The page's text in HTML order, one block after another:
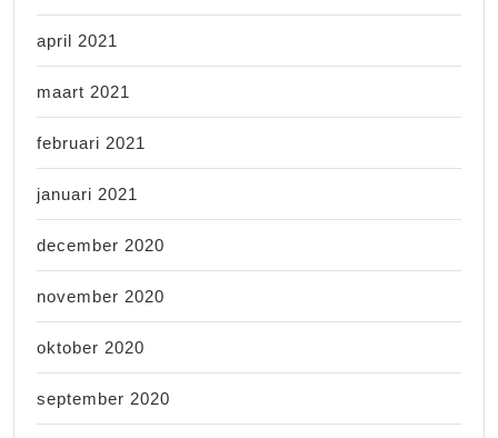
april 2021
maart 2021
februari 2021
januari 2021
december 2020
november 2020
oktober 2020
september 2020